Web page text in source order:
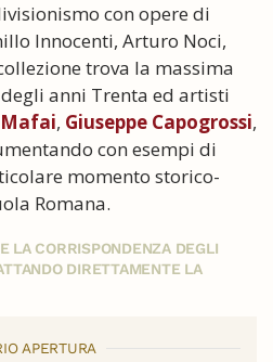
con opere di
Innocenti, Arturo Noci,
trova la massima
anni Trenta ed artisti
, Giuseppe Capogrossi,
con esempi di
momento storico-
Romana.
LA CORRISPONDENZA DEGLI
DIRETTAMENTE LA
APERTURA